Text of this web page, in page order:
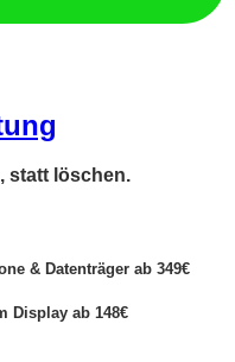
statt löschen.
& Datenträger ab 349€
Display ab 148€